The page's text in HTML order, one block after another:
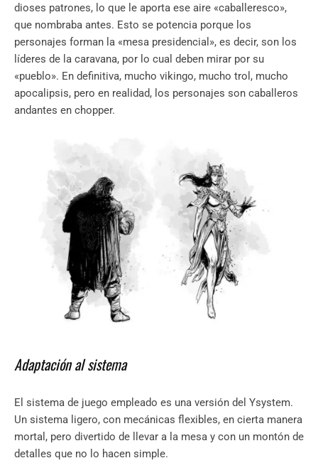
dioses patrones, lo que le aporta ese aire «caballeresco»,
que nombraba antes. Esto se potencia porque los
personajes forman la «mesa presidencial», es decir, son los
líderes de la caravana, por lo cual deben mirar por su
«pueblo». En definitiva, mucho vikingo, mucho trol, mucho
apocalipsis, pero en realidad, los personajes son caballeros
andantes en chopper.
Adaptación al sistema
El sistema de juego empleado es una versión del Ysystem.
Un sistema ligero, con mecánicas flexibles, en cierta manera
mortal, pero divertido de llevar a la mesa y con un montón de
detalles que no lo hacen simple.